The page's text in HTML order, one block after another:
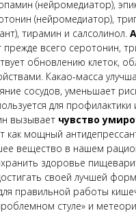
(нейромедиатор),
(нейромедиатор),
тирамин и салсолинол.
прежде всего серотонин,
обновлению клеток,
Какао-масса
сосудов, уменьшает
для
вызывает чувство
как мощный
вещество в нашем
здоровье
своей лучшей
правильной работы
стуле» и